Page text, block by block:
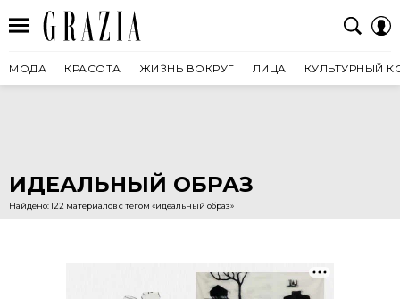
МОДА КРАСОТА ЖИЗНЬ ВОКРУГ ЛИЦА КУЛЬТУРНЫЙ
ИДЕАЛЬНЫЙ ОБРАЗ
Найдено: 122 материалов с тегом «идеальный образ»